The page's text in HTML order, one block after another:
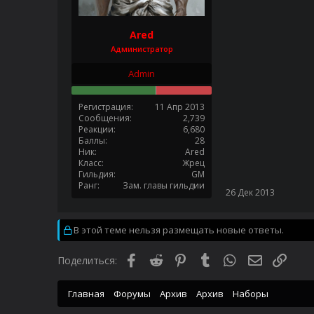
Ared
Администратор
Admin
Регистрация
11 Апр 2013
Сообщения
2,739
Реакции
6,680
Баллы
28
Ник
Ared
Класс
Жрец
Гильдия
GM
Ранг
Зам. главы гильдии
26 Дек 2013
В этой теме нельзя размещать новые ответы.
Поделиться: Facebook
Reddit PinterestTumblr WhatsApp Ссылка
Главная Форумы Архив Архив Наборы